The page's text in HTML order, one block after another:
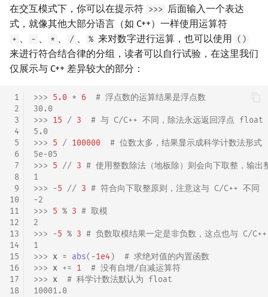
在交互模式下，你可以在提示符 >>>
后面输入一个表达
式，就像其他大部分语言（如 C++）一样使用运算符
+ - * / % 来对数字进行运算，也可以使用 ()
来进行符合结合律的分组，读者可以自行试验，在这里我们
仅展示与 C++ 差异较大的部分：
1
2
3
4
5
6
7
8
9
10
11
12
13
14
15
16
17
18
>>> 5.0 * 6
# 浮点数的运算结果是浮点数
30.0
>>> 15 / 3
# 与 C/C++ 不同，除法永远返回浮点 float
5.0
>>> 5 / 100000
# 位数太多，结果显示成科学计数法形式
5e-05
>>> 5 // 3 # 使用整数除法（地板除）则会向下取整，输出
1
>>> -5 // 3 # 符合向下取整原则，注意这与 C/C++ 不同
-2
>>> 5 % 3 # 取模
2
>>> -5 % 3 # 负数取模结果一定是非负数，这点也与 C/
1
>>> x = abs(-1e4)
# 求绝对值的内置函数
>>> x += 1
# 没有自增/自减运算符
>>> x
# 科学计数法默认为 float
10001.0